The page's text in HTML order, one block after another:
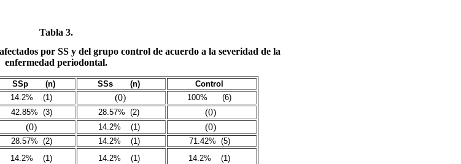
Tabla 3.
por SS y del grupo control de acuerdo a la severidad de la
enfermedad periodontal.
SSp (n) SSs (n)
Control
14.2% (1) (0) 100%
(6)
42.85% (3) 28.57% (2) (0)
(0) 14.2% (1) (0)
28.57% (2) 14.2% (1) 71.42% (5)
14.2% (1) 14.2% (1) 14.2% (1)